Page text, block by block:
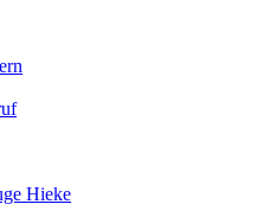
Hieke